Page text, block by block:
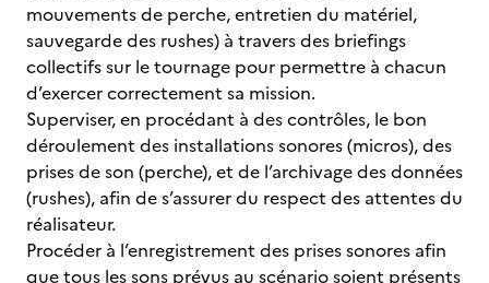
mouvements de perche, entretien du matériel,
sauvegarde des rushes) à travers des briefings
collectifs sur le tournage pour permettre à chacun
d’exercer correctement sa mission.
Superviser, en procédant à des contrôles, le bon
déroulement des installations sonores (micros), des
prises de son (perche), et de l’archivage des données
(rushes), afin de s’assurer du respect des attentes du
réalisateur.
Procéder à l’enregistrement des prises sonores afin
que tous les sons prévus au scénario soient présents